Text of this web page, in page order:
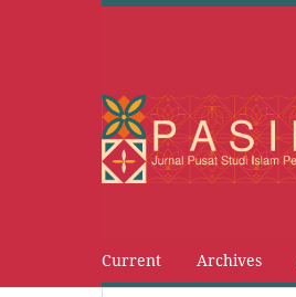
Current Archives